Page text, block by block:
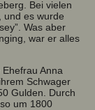
Bei vielen
und es wurde
Was aber
war er alles
Anna
Schwager
Gulden. Durch
um 1800